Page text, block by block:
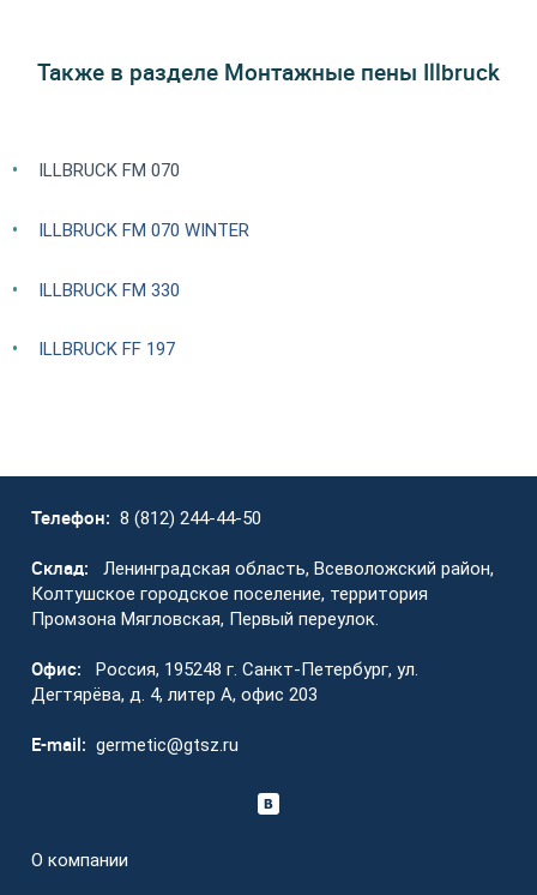
Также в разделе Монтажные пены Illbruck
ILLBRUCK FM 070
ILLBRUCK FM 070 WINTER
ILLBRUCK FM 330
ILLBRUCK FF 197
Телефон: 8 (812) 244-44-50
Склад:
Ленинградская область, Всеволожский район,
Колтушское городское поселение, территория
Промзона Мягловская, Первый переулок.
Офис:
Россия, 195248 г. Санкт-Петербург, ул.
Дегтярёва, д. 4, литер А, офис 203
E-mail: germetic@gtsz.ru
О компании